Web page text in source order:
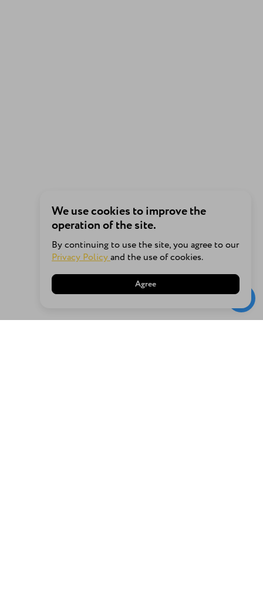
We use cookies to improve the
operation of the site.
By continuing to use the site, you agree to our
Privacy Policyand the use of cookies.
Agree